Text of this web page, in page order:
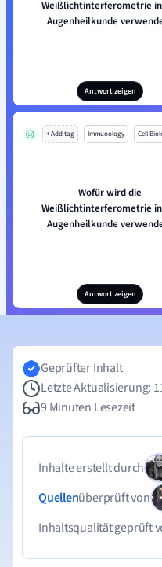
Weißlichtinterferometrie
Augenheilkunde
Antwort zeigen
+ Add tag Immunology Cell
Wofür wird die
Weißlichtinterferometrie
Augenheilkunde
Antwort zeigen
Geprüfter Inhalt
Letzte Aktualisierung:
9 Minuten Lesezeit
Inhalte erstellt durch
Quellenüberprüft von
Inhaltsqualität geprüft